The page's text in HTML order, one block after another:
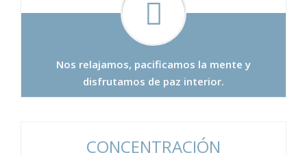
Nos relajamos, pacificamos la mente y
disfrutamos de paz interior.
CONCENTRACIÓN